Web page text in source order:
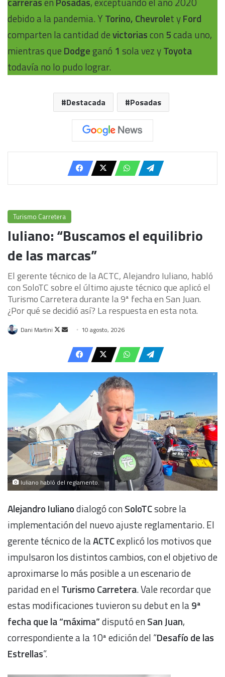
debido a la pandemia. Y Torino, Chevrolet yFord
comparten la cantidad devictoriascon 5cada uno,
mientras que Dodgeganó 1 sola vez yToyota
todavía no lo pudo lograr.
Destacada Posadas